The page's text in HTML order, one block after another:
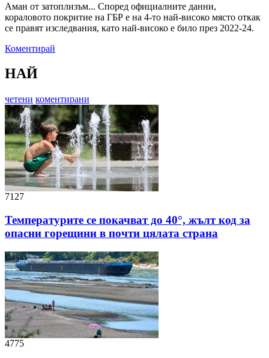
Аман от затоплизъм... Според официалните данни,
кораловото покритие на ГБР е на 4-то най-високо място откак
се правят изследвания, като най-високо е било през 2022-24.
Коментирай
НАЙ
четени коментирани
7127
Температурите се покачват до 40°, жълт код за
опасни горещини в почти цялата страна
4775